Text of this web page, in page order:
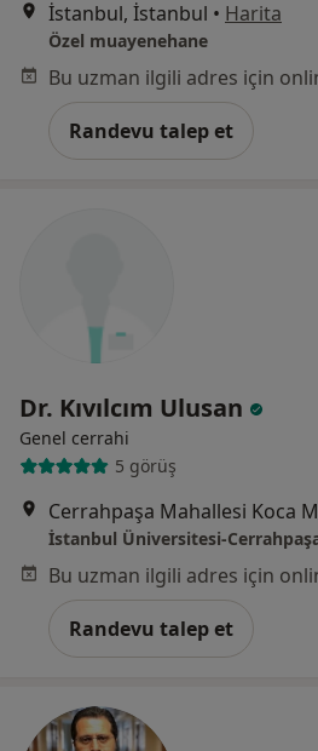
İstanbul, İstanbul • Harita
Özel muayenehane
Randevu talep et
Dr. Kıvılcım Ulusan
Genel cerrahi
5 görüş
Randevu talep et